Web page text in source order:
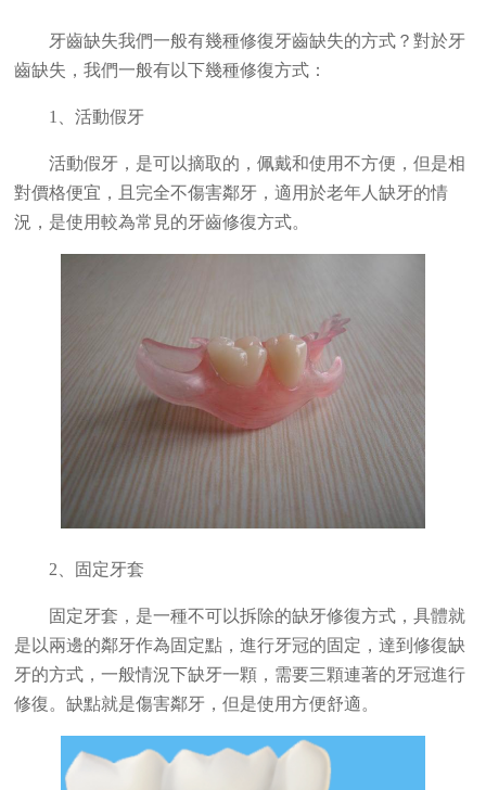
牙齒缺失我們一般有幾種修復牙齒缺失的方式？對於牙
齒缺失，我們一般有以下幾種修復方式：
1、活動假牙
活動假牙，是可以摘取的，佩戴和使用不方便，但是相
對價格便宜，且完全不傷害鄰牙，適用於老年人缺牙的情
況，是使用較為常見的牙齒修復方式。
2、固定牙套
固定牙套，是一種不可以拆除的缺牙修復方式，具體就
是以兩邊的鄰牙作為固定點，進行牙冠的固定，達到修復缺
牙的方式，一般情況下缺牙一顆，需要三顆連著的牙冠進行
修復。缺點就是傷害鄰牙，但是使用方便舒適。